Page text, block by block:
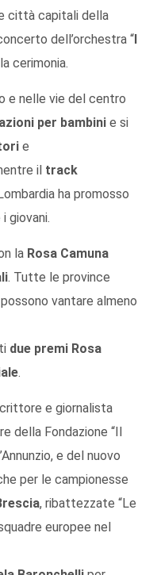
città capitali della
dell’orchestra “I
cerimonia.
e nelle vie del centro
per bambini e si
e
il track
ha promosso
giovani.
la Rosa Camuna
. Tutte le province
vantare almeno
due premi Rosa
.
e giornalista
della Fondazione “Il
e del nuovo
per le campionesse
, ribattezzate “Le
europee nel